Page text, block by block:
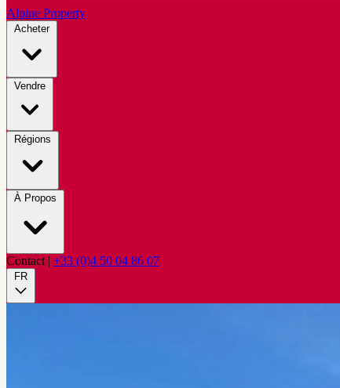
Alpine Property
Acheter
Vendre
Régions
À Propos
Contact | +33 (0)4 50 04 86 07
FR